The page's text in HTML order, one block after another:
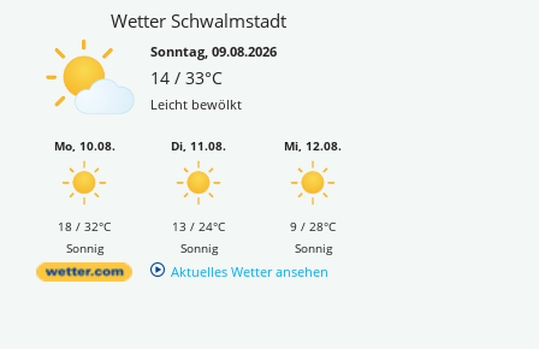
Wetter Schwalmstadt
Sonntag, 09.08.2026
14 / 33°C
Leicht bewölkt
Mo, 10.08.
18 / 32°C
Sonnig
Di, 11.08.
13 / 24°C
Sonnig
Mi, 12.08.
9 / 28°C
Sonnig
Aktuelles Wetter ansehen